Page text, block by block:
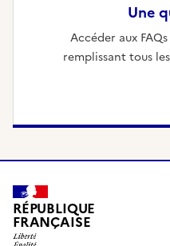
Une
Accéder aux
remplissant tous
RÉPUBLIQUE
FRANÇAISE